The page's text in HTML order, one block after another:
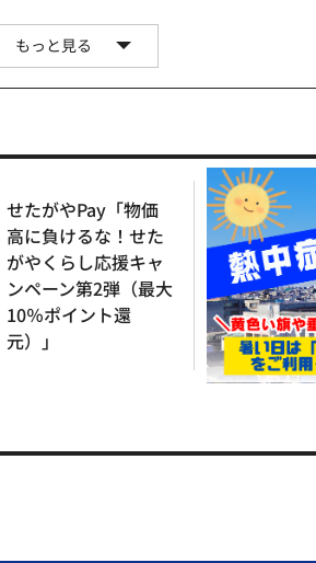
もっと見る
せたがやPay「物価
高に負けるな！せた
がやくらし応援キャ
ンペーン第2弾（最大
10％ポイント還
元）」